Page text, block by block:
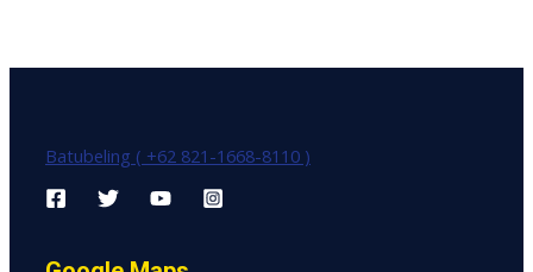
Batubeling ( +62 821-1668-8110 )